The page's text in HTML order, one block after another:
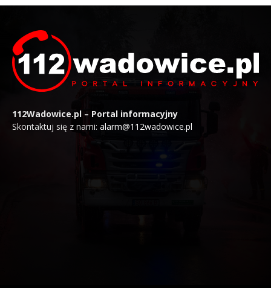
112Wadowice.pl – Portal informacyjny
Skontaktuj się z nami: alarm@112wadowice.pl